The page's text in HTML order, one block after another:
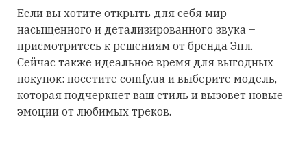
Если вы хотите открыть для себя мир
насыщенного и детализированного звука –
присмотритесь к решениям от бренда Эпл.
Сейчас также идеальное время для выгодных
покупок: посетите comfy.ua и выберите модель,
которая подчеркнет ваш стиль и вызовет новые
эмоции от любимых треков.